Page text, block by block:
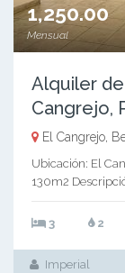
1,250.00
Mensual
Alquiler
Cangrejo,
El Cangrejo,
Ubicación: El
130m2
3 2
Imperial